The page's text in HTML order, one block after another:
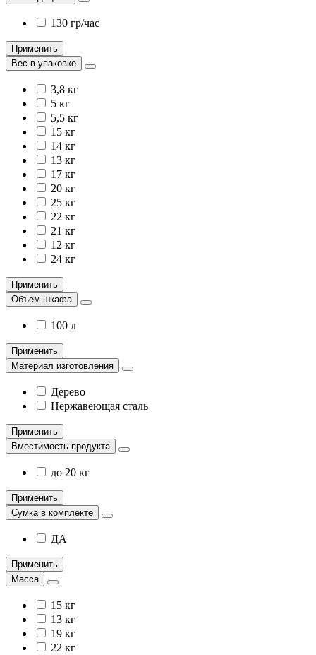
130 гр/час
Применить
Вес в упаковке
3,8 кг
5 кг
5,5 кг
15 кг
14 кг
13 кг
17 кг
20 кг
25 кг
22 кг
21 кг
12 кг
24 кг
Применить
Объем шкафа
100 л
Применить
Материал изготовления
Дерево
Нержавеющая сталь
Применить
Вместимость продукта
до 20 кг
Применить
Сумка в комплекте
ДА
Применить
Масса
15 кг
13 кг
19 кг
22 кг